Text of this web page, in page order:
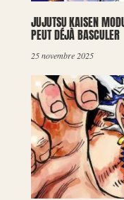
JUJUTSU KAISEN
PEUT DÉJÀ BASCULER
25 novembre 2025